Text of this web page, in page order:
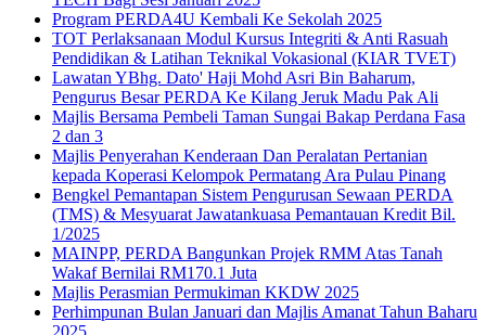
Program PERDA4U Kembali Ke Sekolah 2025
TOT Perlaksanaan Modul Kursus Integriti & Anti Rasuah
Pendidikan & Latihan Teknikal Vokasional (KIAR TVET)
Lawatan YBhg. Dato' Haji Mohd Asri Bin Baharum,
Pengurus Besar PERDA Ke Kilang Jeruk Madu Pak Ali
Majlis Bersama Pembeli Taman Sungai Bakap Perdana Fasa
2 dan 3
Majlis Penyerahan Kenderaan Dan Peralatan Pertanian
kepada Koperasi Kelompok Permatang Ara Pulau Pinang
Bengkel Pemantapan Sistem Pengurusan Sewaan PERDA
(TMS) & Mesyuarat Jawatankuasa Pemantauan Kredit Bil.
1/2025
MAINPP, PERDA Bangunkan Projek RMM Atas Tanah
Wakaf Bernilai RM170.1 Juta
Majlis Perasmian Permukiman KKDW 2025
Perhimpunan Bulan Januari dan Majlis Amanat Tahun Baharu
2025